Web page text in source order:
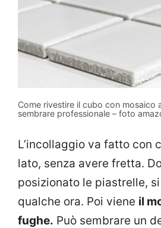
Come rivestire il cubo con mosaico
sembrare professionale – foto
L’incollaggio va fatto con
lato, senza avere fretta.
posizionato le piastrelle,
qualche ora. Poi viene il
fughe. Può sembrare un